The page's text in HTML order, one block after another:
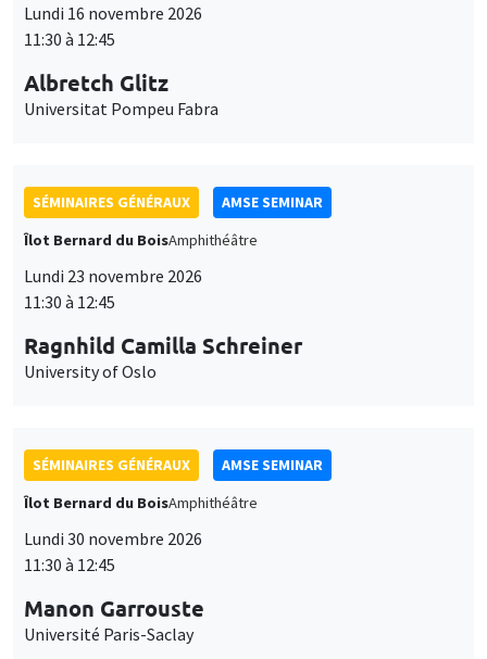
Lundi 16 novembre 2026
11:30 à 12:45
Albretch Glitz
Universitat Pompeu Fabra
SÉMINAIRES GÉNÉRAUX
AMSE SEMINAR
Îlot Bernard du BoisAmphithéâtre
Lundi 23 novembre 2026
11:30 à 12:45
Ragnhild Camilla Schreiner
University of Oslo
SÉMINAIRES GÉNÉRAUX
AMSE SEMINAR
Îlot Bernard du BoisAmphithéâtre
Lundi 30 novembre 2026
11:30 à 12:45
Manon Garrouste
Université Paris-Saclay